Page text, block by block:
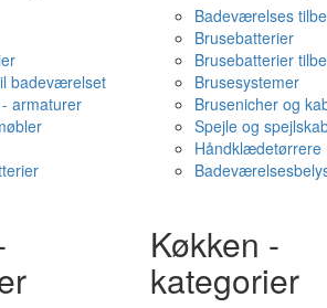
badeværelset
armaturer
Badeværelses
Brusebatterier
Brusebatterier
Brusesystemer
Brusenicher og
Spejle og
Håndklædetørrere
Køkken -
kategorier